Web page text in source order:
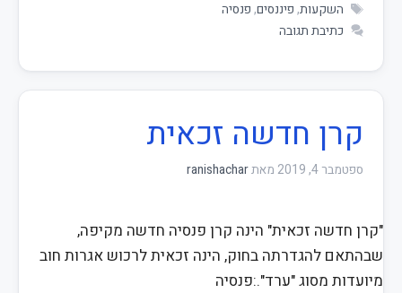
השקעות, פיננסים, פנסיה
כתיבת תגובה
קרן חדשה זכאית
ספטמבר 4, 2019 מאתranishachar
"קרן חדשה זכאית" הינה קרן פנסיה חדשה מקיפה,
שבהתאם להגדרתה בחוק, הינה זכאית לרכוש אגרות חוב
מיועדות מסוג "ערד".:פנסיה